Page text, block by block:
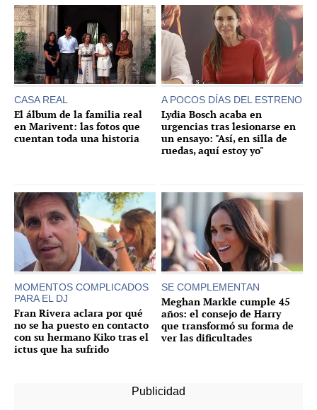
CASA REAL
El álbum de la familia real
en Marivent: las fotos que
cuentan toda una historia
A POCOS DÍAS DEL ESTRENO
Lydia Bosch acaba en
urgencias tras lesionarse en
un ensayo: "Así, en silla de
ruedas, aquí estoy yo"
MOMENTOS COMPLICADOS
PARA EL DJ
Fran Rivera aclara por qué
no se ha puesto en contacto
con su hermano Kiko tras el
ictus que ha sufrido
SE COMPLEMENTAN
Meghan Markle cumple 45
años: el consejo de Harry
que transformó su forma de
ver las dificultades